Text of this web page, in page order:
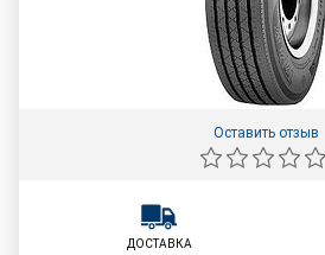
Оставить отзыв
ДОСТАВКА